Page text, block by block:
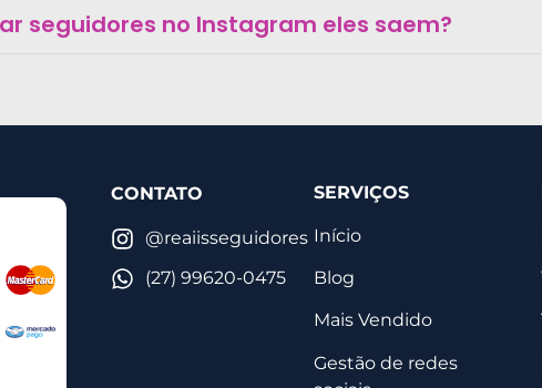
seguidores no Instagram eles saem?
CONTATO
@reaiisseguidores
(27) 99620-0475
SERVIÇOS
Início
Blog
Mais Vendido
Gestão de redes